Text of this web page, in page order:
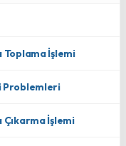
Toplama İşlemi
Problemleri
Çıkarma İşlemi